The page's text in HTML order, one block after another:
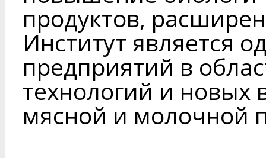
продуктов,
Институт является
предприятий в
технологий и новых
мясной и молочной